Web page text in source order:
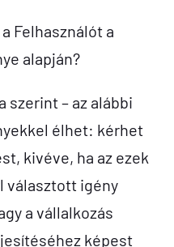
Felhasználót a
alapján?
szerint – az alábbi
élhet: kérhet
kivéve, ha az ezek
választott igény
a vállalkozás
képest